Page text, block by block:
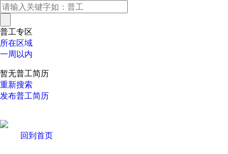
普工专区
所在区域
一周以内
暂无普工简历
重新搜索
发布普工简历
回到首页